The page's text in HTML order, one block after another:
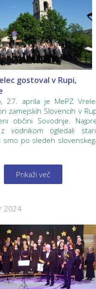
gostoval v Rupi,
27. aprila je MePZ
zamejskih Slovencih v
občini Sovodnje.
vodnikom ogledali
smo po sledeh
Prikaži več
2024